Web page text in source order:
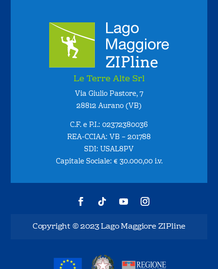
Le Terre Alte Srl
Via Giulio Pastore, 7
28812 Aurano (VB)
C.F. e P.I.: 02372380036
REA-CCIAA: VB – 201788
SDI: USAL8PV
Capitale Sociale: € 30.000,00 i.v.
Copyright © 2023 Lago Maggiore ZIPline